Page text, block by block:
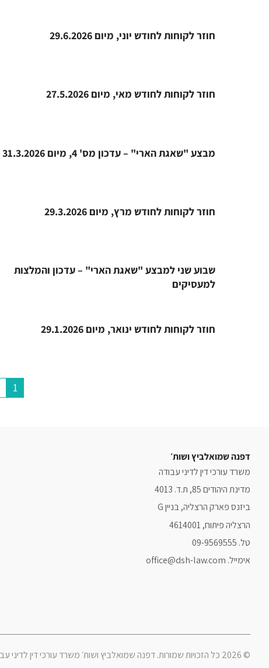
חוזר לקוחות לחודש יוני, מיום 29.6.2026
חוזר לקוחות לחודש מאי, מיום 27.5.2026
מבצע "שאגת הארי" – עדכון מס' 4, מיום 31.3.2026
חוזר לקוחות לחודש מרץ, מיום 29.3.2026
שבוע שני למבצע "שאגת הארי" – עדכון והמלצות
למעסיקים
חוזר לקוחות לחודש ינואר, מיום 29.1.2026
1
דפנה שמואלביץ ושות׳
משרד עורכי דין לדיני עבודה
מדינת היהודים 85, ת.ד. 4013
ביזנס פארק הרצליה, בניין G
הרצליה פיתוח, 4614001
טל. 09-9569555
אימייל. office@dsh-law.com
© 2026 כל הזכויות שמורות. דפנה שמואלביץ ושות׳ משרד עורכי דין לדיני עבודה.